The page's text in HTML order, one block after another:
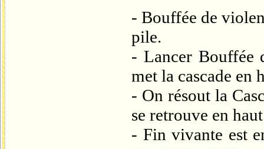
- Bouffée de
pile.
- Lancer Bouffée
met la cascade en
- On résout la
se retrouve en
- Fin vivante est